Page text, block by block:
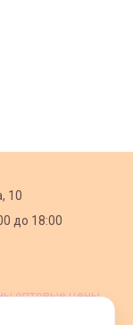
10
до 18:00
оптовые цены,